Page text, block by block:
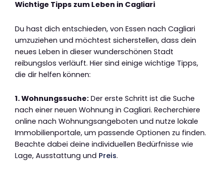
Wichtige Tipps zum Leben in Cagliari
Du hast dich entschieden, von Essen nach Cagliari
umzuziehen und möchtest sicherstellen, dass dein
neues Leben in dieser wunderschönen Stadt
reibungslos verläuft. Hier sind einige wichtige Tipps,
die dir helfen können:
1. Wohnungssuche: Der erste Schritt ist die Suche
nach einer neuen Wohnung in Cagliari. Recherchiere
online nach Wohnungsangeboten und nutze lokale
Immobilienportale, um passende Optionen zu finden.
Beachte dabei deine individuellen Bedürfnisse wie
Lage, Ausstattung und Preis.